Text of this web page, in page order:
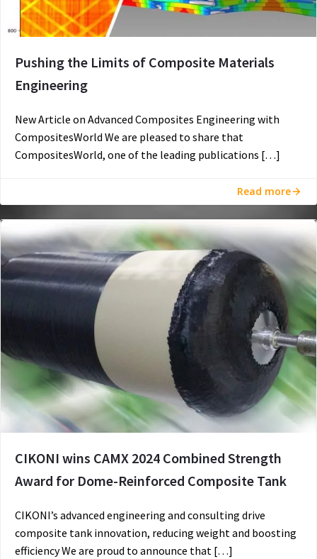
Pushing the Limits of Composite Materials
Engineering
New Article on Advanced Composites Engineering with
CompositesWorld We are pleased to share that
CompositesWorld, one of the leading publications […]
Read more
CIKONI wins CAMX 2024 Combined Strength
Award for Dome-Reinforced Composite Tank
CIKONI’s advanced engineering and consulting drive
composite tank innovation, reducing weight and boosting
efficiency We are proud to announce that […]